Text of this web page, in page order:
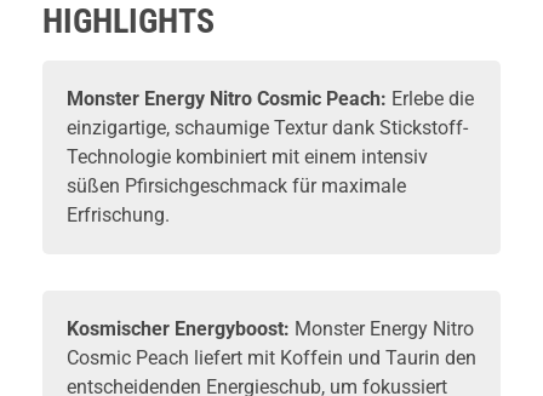
HIGHLIGHTS
Monster Energy Nitro Cosmic Peach: Erlebe die
einzigartige, schaumige Textur dank Stickstoff-
Technologie kombiniert mit einem intensiv
süßen Pfirsichgeschmack für maximale
Erfrischung.
Kosmischer Energyboost: Monster Energy Nitro
Cosmic Peach liefert mit Koffein und Taurin den
entscheidenden Energieschub, um fokussiert